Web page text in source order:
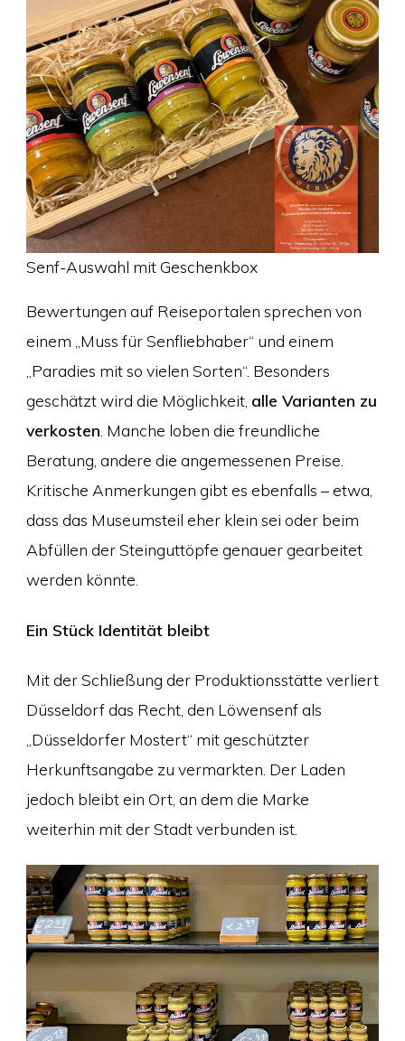
Senf-Auswahl mit Geschenkbox
Bewertungen auf Reiseportalen sprechen von
einem „Muss für Senfliebhaber“ und einem
„Paradies mit so vielen Sorten“. Besonders
geschätzt wird die Möglichkeit, alle Varianten zu
verkosten . Manche loben die freundliche
Beratung, andere die angemessenen Preise.
Kritische Anmerkungen gibt es ebenfalls – etwa,
dass das Museumsteil eher klein sei oder beim
Abfüllen der Steinguttöpfe genauer gearbeitet
werden könnte.
Ein Stück Identität bleibt
Mit der Schließung der Produktionsstätte verliert
Düsseldorf das Recht, den Löwensenf als
„Düsseldorfer Mostert“ mit geschützter
Herkunftsangabe zu vermarkten. Der Laden
jedoch bleibt ein Ort, an dem die Marke
weiterhin mit der Stadt verbunden ist.